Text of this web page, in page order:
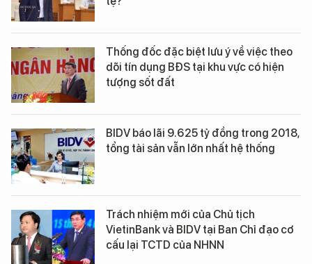
Thống đốc đặc biệt lưu ý về việc theo
dõi tín dụng BĐS tại khu vực có hiện
tượng sốt đất
BIDV báo lãi 9.625 tỷ đồng trong 2018,
tổng tài sản vẫn lớn nhất hệ thống
Trách nhiệm mới của Chủ tịch
VietinBank và BIDV tại Ban Chỉ đạo cơ
cấu lại TCTD của NHNN